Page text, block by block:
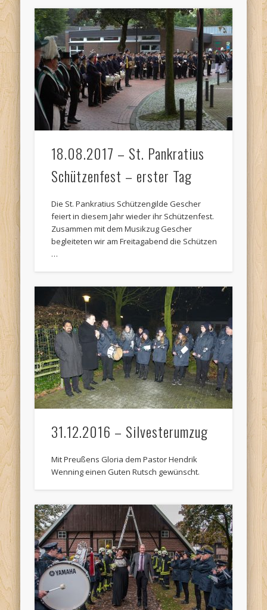
18.08.2017 – St. Pankratius
Schützenfest – erster Tag
Die St. Pankratius Schützengilde Gescher
feiert in diesem Jahr wieder ihr Schützenfest.
Zusammen mit dem Musikzug Gescher
begleiteten wir am Freitagabend die Schützen
…
31.12.2016 – Silvesterumzug
Mit Preußens Gloria dem Pastor Hendrik
Wenning einen Guten Rutsch gewünscht.